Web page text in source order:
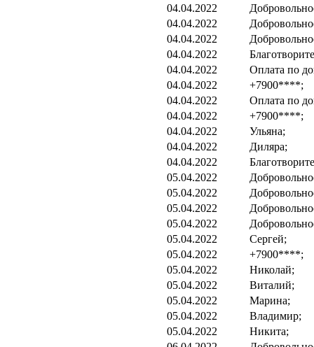
04.04.2022
04.04.2022
04.04.2022
04.04.2022
04.04.2022
Оплата по
04.04.2022
+7900****;
04.04.2022
Оплата по
04.04.2022
+7900****;
04.04.2022
Ульяна;
04.04.2022
Диляра;
04.04.2022
05.04.2022
05.04.2022
05.04.2022
05.04.2022
05.04.2022
Сергей;
05.04.2022
+7900****;
05.04.2022
Николай;
05.04.2022
Виталий;
05.04.2022
Марина;
05.04.2022
Владимир;
05.04.2022
Никита;